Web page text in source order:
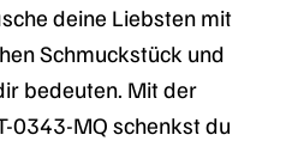
deine Liebsten mit
Schmuckstück und
bedeuten. Mit der
0343-MQ schenkst du